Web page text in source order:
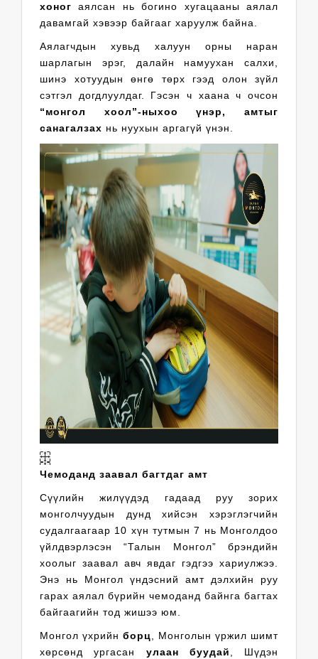
хоног аялсан нь богино хугацааны аялал
давамгай хэвээр байгааг харуулж байна.
Аялагчдын хувьд халуун орны наран
шарлагын эрэг, далайн намуухан салхи,
шинэ хотуудын өнгө төрх гээд олон зүйл
сэтгэл догдлуулдаг. Гэсэн ч хаана ч очсон
“монгол хоол”-ныхоо үнэр, амтыг
санагалзах нь нуухын аргагүй үнэн.
Чемоданд заавал багтдаг амт
Сүүлийн жилүүдэд гадаад руу зорих
монголчуудын дунд хийсэн хэрэглэгчийн
судалгаагаар 10 хүн тутмын 7 нь Монголдоо
үйлдвэрлэсэн “Талын Монгол” брэндийн
хоолыг заавал авч явдаг гэдгээ хариулжээ.
Энэ нь Монгол үндэсний амт дэлхийн руу
гарах аялал бүрийн чемоданд байнга багтах
байгаагийн тод жишээ юм.
Монгол үхрийн борц, Монголын үржил шимт
хөрсөнд ургасан улаан буудай, Шүдэн